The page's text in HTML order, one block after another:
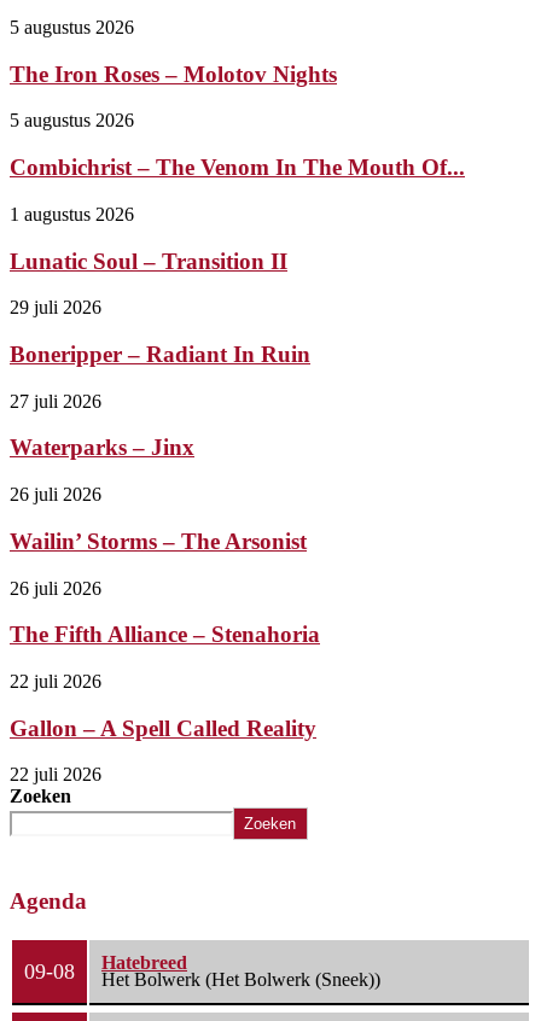
5 augustus 2026
The Iron Roses – Molotov Nights
5 augustus 2026
Combichrist – The Venom In The Mouth Of...
1 augustus 2026
Lunatic Soul – Transition II
29 juli 2026
Boneripper – Radiant In Ruin
27 juli 2026
Waterparks – Jinx
26 juli 2026
Wailin’ Storms – The Arsonist
26 juli 2026
The Fifth Alliance – Stenahoria
22 juli 2026
Gallon – A Spell Called Reality
22 juli 2026
Zoeken
Zoeken
Agenda
09-08
Hatebreed
Het Bolwerk (Het Bolwerk (Sneek))